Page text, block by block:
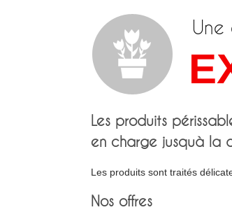
Les produits
en charge jusquà la
Les produits sont traités
Nos offres